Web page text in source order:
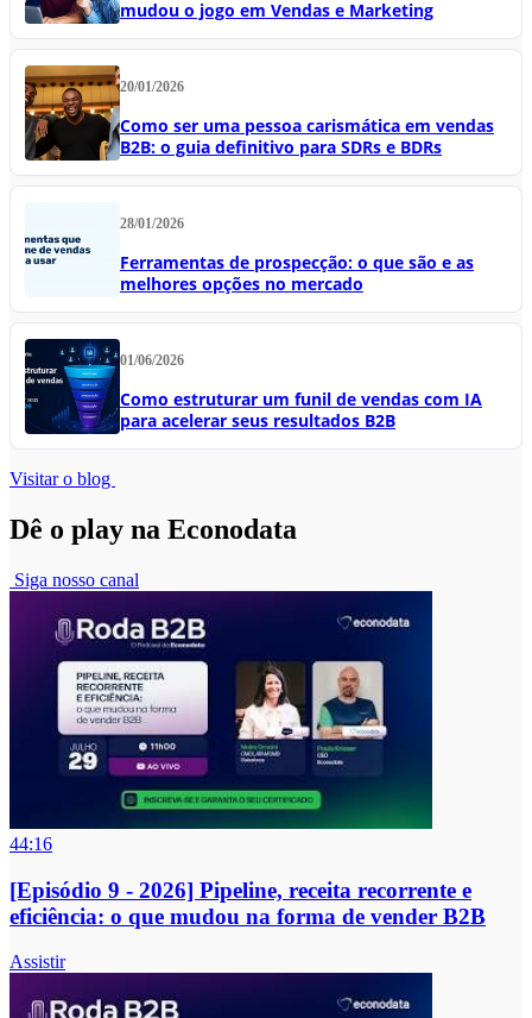
mudou o jogo em Vendas e Marketing
20/01/2026
Como ser uma pessoa carismática em vendas
B2B: o guia definitivo para SDRs e BDRs
28/01/2026
Ferramentas de prospecção: o que são e as
melhores opções no mercado
01/06/2026
Como estruturar um funil de vendas com IA
para acelerar seus resultados B2B
Visitar o blog
Dê o play na Econodata
Siga nosso canal
44:16
[Episódio 9 - 2026] Pipeline, receita recorrente e
eficiência: o que mudou na forma de vender B2B
Assistir